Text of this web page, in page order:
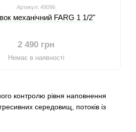
контролю рівня наповнення
середовищ, потоків із
Артикул: 49096
механічний FARG 1 1/2"
2 490 грн
Немає в наявності